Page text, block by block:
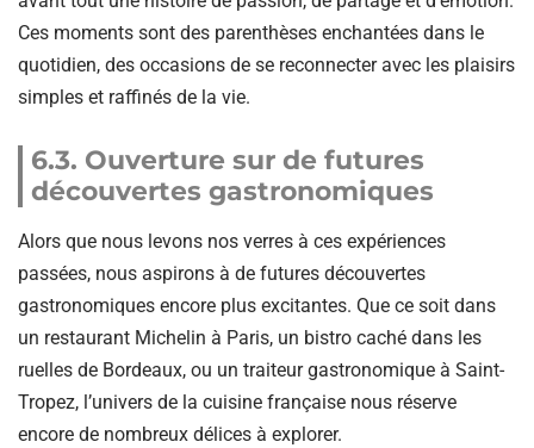
Ces moments sont des parenthèses enchantées dans le
quotidien, des occasions de se reconnecter avec les plaisirs
simples et raffinés de la vie.
6.3. Ouverture sur de futures
découvertes gastronomiques
Alors que nous levons nos verres à ces expériences
passées, nous aspirons à de futures découvertes
gastronomiques encore plus excitantes. Que ce soit dans
un restaurant Michelin à Paris, un bistro caché dans les
ruelles de Bordeaux, ou un traiteur gastronomique à Saint-
Tropez, l’univers de la cuisine française nous réserve
encore de nombreux délices à explorer.